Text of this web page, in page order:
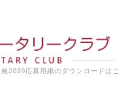
2020応募用紙のダウンロードはこ